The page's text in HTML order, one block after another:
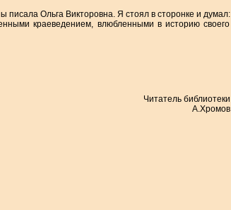
писала Ольга Викторовна. Я стоял в сторонке и думал:
краеведением, влюбленными в историю своего
Читатель библиотеки
А.Хромов